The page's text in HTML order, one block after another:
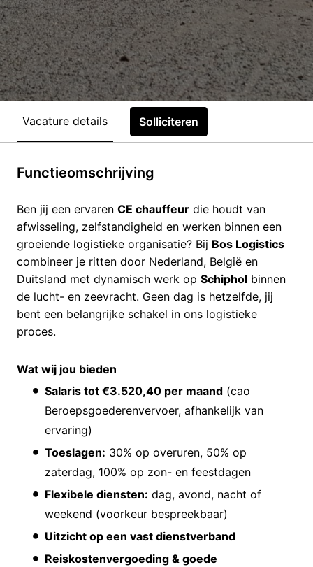
Vacature details Solliciteren
Functieomschrijving
Ben jij een ervaren CE chauffeur die houdt van
afwisseling, zelfstandigheid en werken binnen een
groeiende logistieke organisatie? Bij Bos Logistics
combineer je ritten door Nederland, België en
Duitsland met dynamisch werk op Schiphol binnen
de lucht- en zeevracht. Geen dag is hetzelfde, jij
bent een belangrijke schakel in ons logistieke
proces.
Wat wij jou bieden
Salaris tot €3.520,40 per maand (cao
Beroepsgoederenvervoer, afhankelijk van
ervaring)
Toeslagen: 30% op overuren, 50% op
zaterdag, 100% op zon- en feestdagen
Flexibele diensten: dag, avond, nacht of
weekend (voorkeur bespreekbaar)
Uitzicht op een vast dienstverband
Reiskostenvergoeding & goede